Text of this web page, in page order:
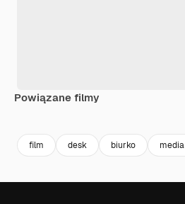
Powiązane filmy
film desk biurko media